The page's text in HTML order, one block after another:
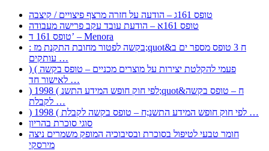
טופס 161ג – הודעה על חזרה מרצף פיצויים / קיצבה
טופס 161א – הודעת עובד עקב פרישה מעבודה
טופס 161 ד’ – Menora
: בקשה לפטור מחובת התקנת מז;quot&ח 3 טופס מספר ים ב
עותקים …
) ( פעמי להקלטת יצירות על מוצרים מכניים – טופס בקשה
לאישור חד …
) 1998 ( לפי חוק חופש המידע התשנ;quot&ח – טופס בקשה
לקבלת …
) 1998 ( לפי חוק חופש המידע התשנ;ח – טופס בקשה לקבלת …
סוגי סוכרת בהריון
חומר טבעי לטיפול בסוכרת ובסיבוכיה המופק משמרים ניצה
מירסקי